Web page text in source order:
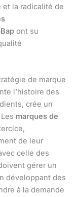
et la radicalité de
ont su
de marque
l’histoire des
crée un
marques de
de leur
celle des
gérer un
développant des
à la demande